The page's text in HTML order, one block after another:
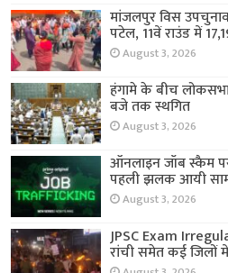
मांजलपुर विस
पटेल, 11वें राउंड में
August 3, 2026
हंगामे के बीच
बजे तक स्थगित
August 3, 2026
ऑनलाइन जॉब स्कैम
पहली झलक आयी
August 3, 2026
JPSC Exam
रांची समेत कई जिलों